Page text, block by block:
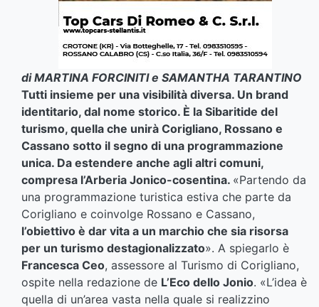
di MARTINA FORCINITI e SAMANTHA TARANTINO
Tutti insieme per una visibilità diversa. Un brand
identitario, dal nome storico. È la Sibaritide del
turismo, quella che unirà Corigliano, Rossano e
Cassano sotto il segno di una programmazione
unica. Da estendere anche agli altri comuni,
compresa l’Arberia Jonico-cosentina. «Partendo da
una programmazione turistica estiva che parte da
Corigliano e coinvolge Rossano e Cassano,
l’obiettivo è dar vita a un marchio che sia risorsa
per un turismo destagionalizzato». A spiegarlo è
Francesca Ceo, assessore al Turismo di Corigliano,
ospite nella redazione de L’Eco dello Jonio. «L’idea è
quella di un’area vasta nella quale si realizzino